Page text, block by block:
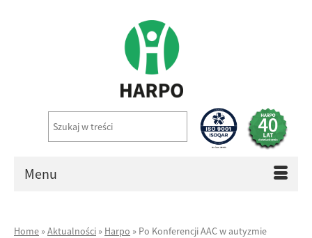
Menu
Home »Aktualności » Harpo » Po Konferencji AAC w autyzmie